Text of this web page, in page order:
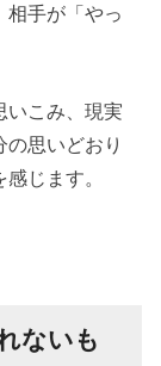
相手が「やっ
いこみ、現実
思いどおり
じます。
ないも